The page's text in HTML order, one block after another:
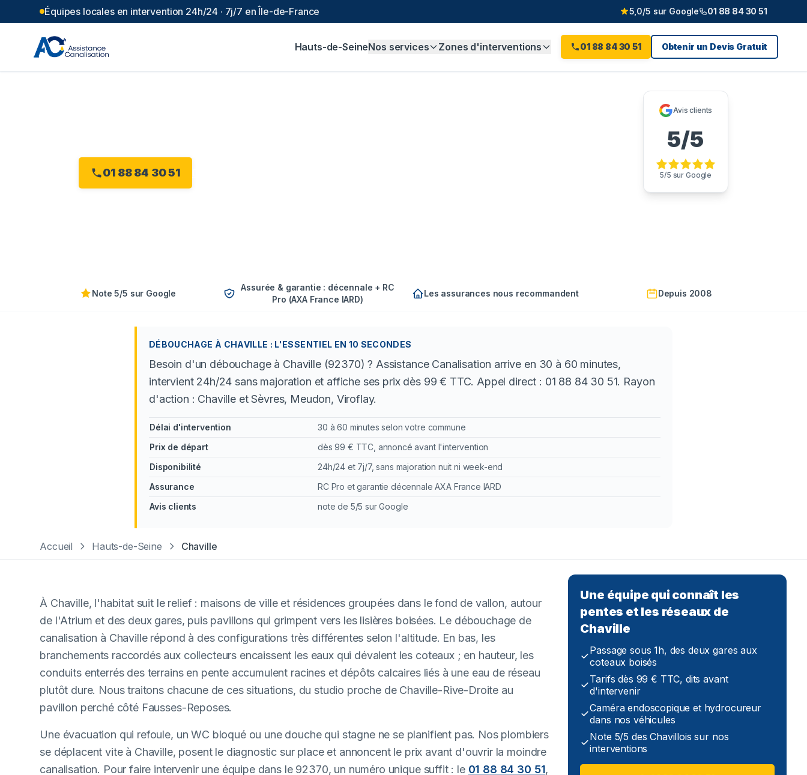
Équipes locales en intervention 24h/24 · 7j/7 en Île-de-France 5,0/5 sur Google 01 88 84 30 51
Hauts-de-SeineNos services Zones d'interventions 01 88 84 30 51 Obtenir un Devis Gratuit
01 88 84 30 51
Avis clients
5/5
5/5 sur Google
Note 5/5 sur Google
Assurée & garantie : décennale + RC
Pro (AXA France IARD)
Les assurances nous recommandent Depuis 2008
DÉBOUCHAGE À CHAVILLE : L'ESSENTIEL EN 10 SECONDES
Besoin d'un débouchage à Chaville (92370) ? Assistance Canalisation arrive en 30 à 60 minutes,
intervient 24h/24 sans majoration et affiche ses prix dès 99 € TTC. Appel direct : 01 88 84 30 51. Rayon
d'action : Chaville et Sèvres, Meudon, Viroflay.
Délai d'intervention
30 à 60 minutes selon votre commune
Prix de départ
dès 99 € TTC, annoncé avant l'intervention
Disponibilité
24h/24 et 7j/7, sans majoration nuit ni week-end
Assurance
RC Pro et garantie décennale AXA France IARD
Avis clients
note de 5/5 sur Google
Accueil Hauts-de-Seine Chaville
À Chaville, l'habitat suit le relief : maisons de ville et résidences groupées dans le fond de vallon, autour
de l'Atrium et des deux gares, puis pavillons qui grimpent vers les lisières boisées. Le débouchage de
canalisation à Chaville répond à des configurations très différentes selon l'altitude. En bas, les
branchements raccordés aux collecteurs encaissent les eaux qui dévalent les coteaux ; en hauteur, les
conduits enterrés des terrains en pente accumulent racines et dépôts calcaires liés à une eau de réseau
plutôt dure. Nous traitons chacune de ces situations, du studio proche de Chaville-Rive-Droite au
pavillon perché côté Fausses-Reposes.
Une évacuation qui refoule, un WC bloqué ou une douche qui stagne ne se planifient pas. Nos plombiers
se déplacent vite à Chaville, posent le diagnostic sur place et annoncent le prix avant d'ouvrir la moindre
canalisation. Pour faire intervenir une équipe dans le 92370, un numéro unique suffit : le 01 88 84 30 51,
Une équipe qui connaît les
pentes et les réseaux de
Chaville
Passage sous 1h, des deux gares aux
coteaux boisés
Tarifs dès 99 € TTC, dits avant
d'intervenir
Caméra endoscopique et hydrocureur
dans nos véhicules
Note 5/5 des Chavillois sur nos
interventions